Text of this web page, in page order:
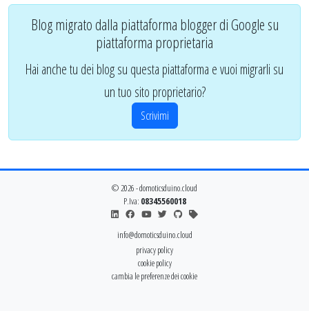
Blog migrato dalla piattaforma blogger di Google su
piattaforma proprietaria
Hai anche tu dei blog su questa piattaforma e vuoi migrarli su
un tuo sito proprietario?
Scrivimi
© 2026 - domoticsduino.cloud
P.Iva: 08345560018
info@domoticsduino.cloud
privacy policy
cookie policy
cambia le preferenze dei cookie